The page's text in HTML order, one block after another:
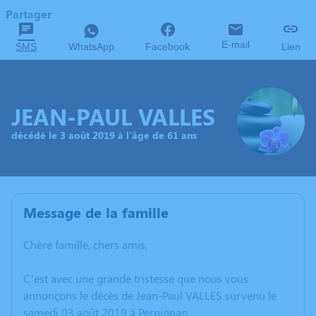
Partager
SMS WhatsApp Facebook E-mail Lien
JEAN-PAUL VALLES
décédé le 3 août 2019 à l'âge de 61 ans
Message de la famille
Chère famille, chers amis,
C’est avec une grande tristesse que nous vous
annonçons le décès de Jean-Paul VALLES survenu le
samedi 03 août 2019 à Perpignan.